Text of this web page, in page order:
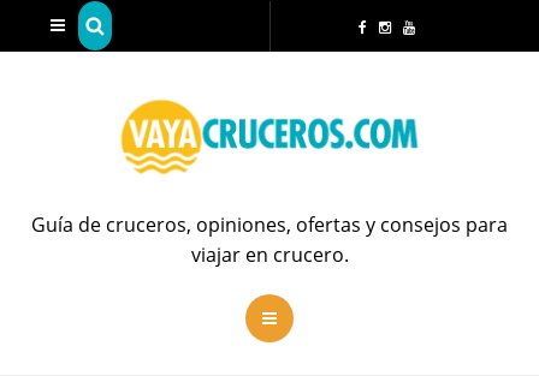
Guía de cruceros, opiniones, ofertas y consejos para
viajar en crucero.